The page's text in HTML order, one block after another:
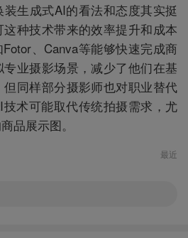
生成式AI的看法和态度其实挺
种技术带来的效率提升和成本
、Canva等能够快速完成商
业摄影场景，减少了他们在基
同样部分摄影师也对职业替代
术可能取代传统拍摄需求，尤
品展示图。
最近